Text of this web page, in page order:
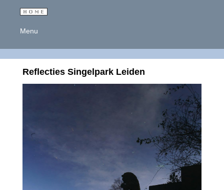
Menu
Reflecties Singelpark Leiden